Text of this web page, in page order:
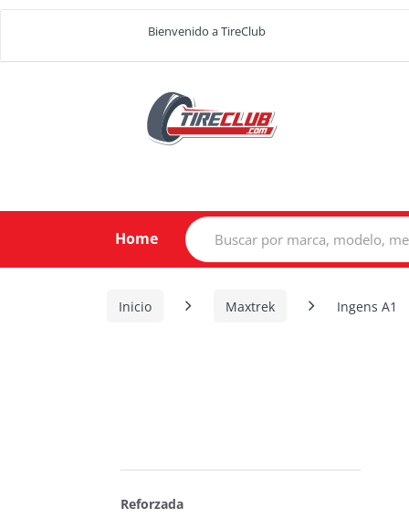
Bienvenido a TireClub
Home
Search
for:
Inicio Maxtrek Ingens A1
Reforzada